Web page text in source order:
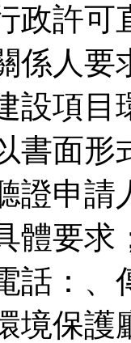
政許
係人要
設項
書面
證申請
體要求
話：、
境保護